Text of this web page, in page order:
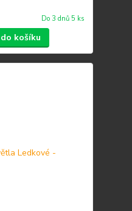
Do 3 dnů 5 ks
košíku